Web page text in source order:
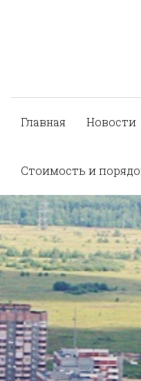
Главная Новости
Стоимость и